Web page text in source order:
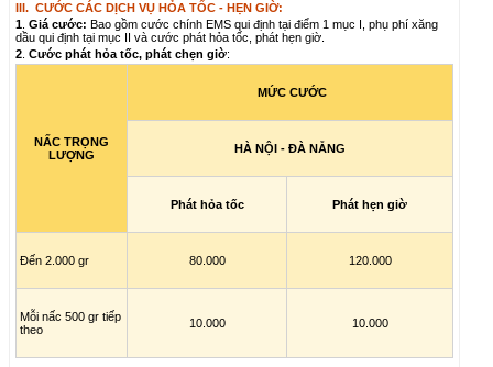
III. CƯỚC CÁC DỊCH VỤ HỎA TỐC - HẸN GIỜ:
1 Giá cước: Bao gồm cước chính EMS qui định tại điểm 1 mục I, phụ phí xăng
dầu qui định tại mục II và cước phát hỏa tốc, phát hẹn giờ
2 .Cước phát hỏa tốc, phát chẹn giờ:
NẤC TRỌNG
LƯỢNG
MỨC CƯỚC
HÀ NỘI - ĐÀ NẴNG
Phát hỏa tốc Phát hẹn giờ
Đến 2.000 gr 80.000 120.000
Mỗi nấc 500 gr tiếp
theo
10.000 10.000